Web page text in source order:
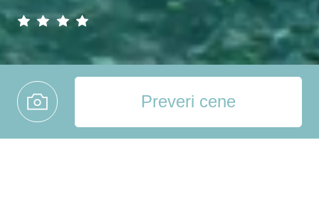
Preveri cene